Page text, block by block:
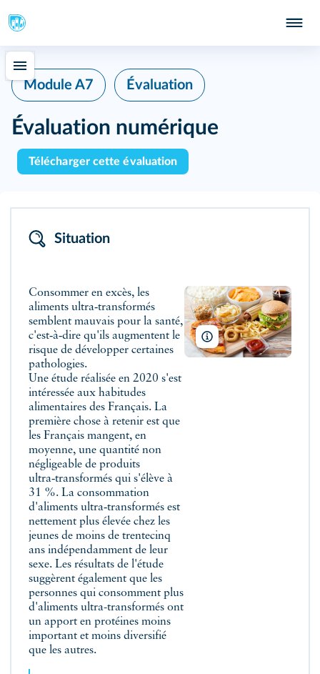
Module A7 Évaluation
Évaluation numérique
Télécharger cette évaluation
Situation
Consommer en excès, les
aliments ultra‑transformés
semblent mauvais pour la santé,
c'est‑à‑dire qu'ils augmentent le
risque de développer certaines
pathologies.
Une étude réalisée en 2020 s'est
intéressée aux habitudes
alimentaires des Français. La
première chose à retenir est que
les Français mangent, en
moyenne, une quantité non
négligeable de produits
ultra‑transformés qui s'élève à
31 %. La consommation
d'aliments ultra‑transformés est
nettement plus élevée chez les
jeunes de moins de trentecinq
ans indépendamment de leur
sexe. Les résultats de l'étude
suggèrent également que les
personnes qui consomment plus
d'aliments ultra-transformés ont
un apport en protéines moins
important et moins diversifié
que les autres.
Syda Productions/